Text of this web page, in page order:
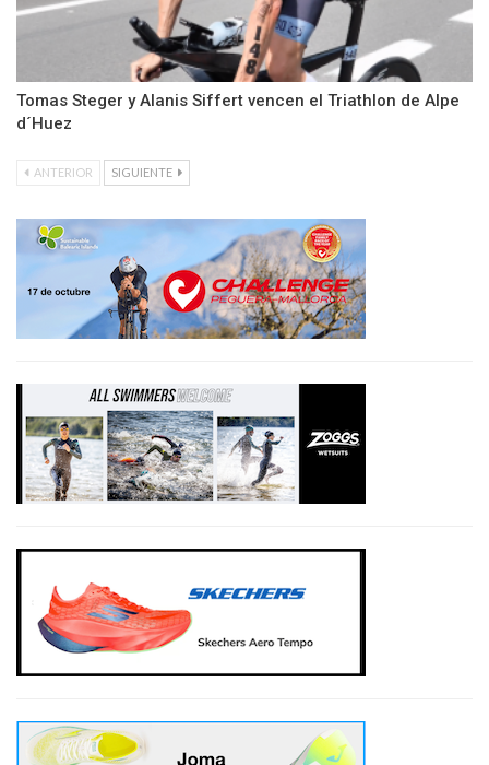
Tomas Steger y Alanis Siffert vencen el Triathlon de Alpe
d´Huez
ANTERIOR SIGUIENTE